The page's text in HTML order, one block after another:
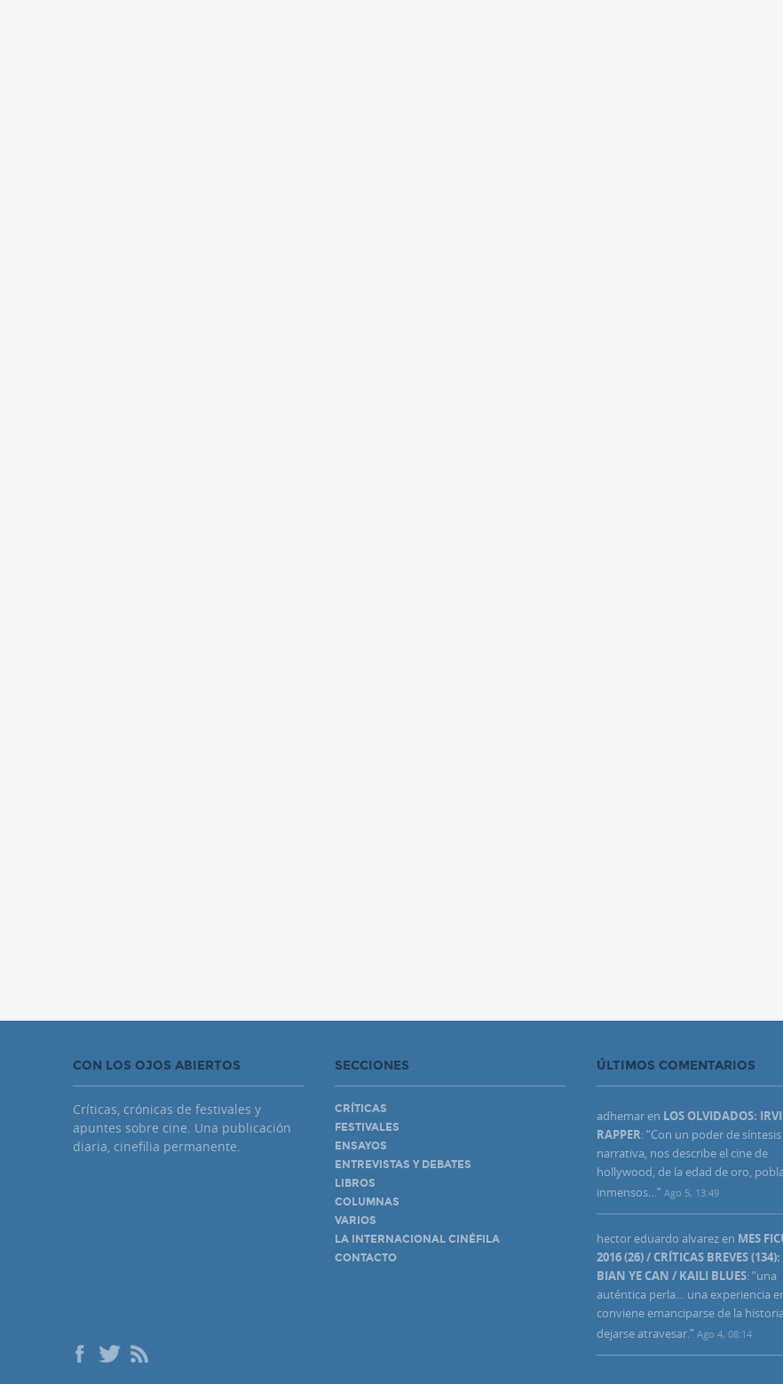
CON LOS OJOS ABIERTOS
Críticas, crónicas de festivales y
apuntes sobre cine. Una publicación
diaria, cinefilia permanente.
SECCIONES
CRÍTICAS
FESTIVALES
ENSAYOS
ENTREVISTAS Y DEBATES
LIBROS
COLUMNAS
VARIOS
LA INTERNACIONAL CINÉFILA
CONTACTO
ÚLTIMOS COMENTARIOS
adhemaren LOS OLVIDADOS:
RAPPER: “Con un poder de síntesis
narrativa, nos describe el cine de
hollywood, de la edad de oro,
inmensos…” Ago 5, 13:49
hector eduardo alvarezen MES
2016 (26) / CRÍTICAS BREVES
BIAN YE CAN / KAILI BLUES: “una
auténtica perla… una experiencia
conviene emanciparse de la
dejarse atravesar.” Ago 4, 08:14